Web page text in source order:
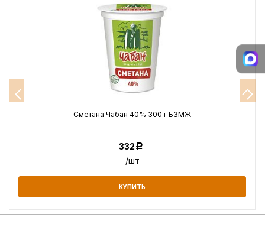
Сметана Чабан 40% 300 г БЗМЖ
332Р
/шт
КУПИТЬ